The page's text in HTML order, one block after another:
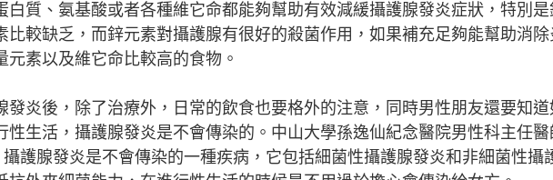
白質、氨基酸或者各種維它命都能夠幫助有效減緩攝護腺發炎症狀，特別
比較缺乏，而鋅元素對攝護腺有很好的殺菌作用，如果補充足夠能幫助消
素以及維它命比較高的食物。
發炎後，除了治療外，日常的飲食也要格外的注意，同時男性朋友還要知
性生活，攝護腺發炎是不會傳染的。中山大學孫逸仙紀念醫院男性科主任醫
護腺發炎是不會傳染的一種疾病，它包括細菌性攝護腺發炎和非細菌性攝